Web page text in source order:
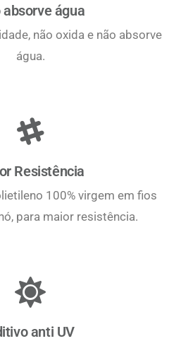
absorve água
não oxida e não absorve
água.
Resistência
100% virgem em fios
para maior resistência.
anti UV